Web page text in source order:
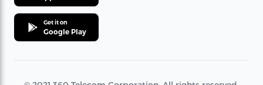
Get it on
Google Play